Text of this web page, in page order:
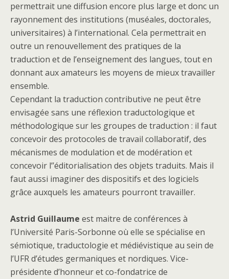
permettrait une diffusion encore plus large et donc un
rayonnement des institutions (muséales, doctorales,
universitaires) à l’international. Cela permettrait en
outre un renouvellement des pratiques de la
traduction et de l’enseignement des langues, tout en
donnant aux amateurs les moyens de mieux travailler
ensemble.
Cependant la traduction contributive ne peut être
envisagée sans une réflexion traductologique et
méthodologique sur les groupes de traduction : il faut
concevoir des protocoles de travail collaboratif, des
mécanismes de modulation et de modération et
concevoir l’’éditorialisation des objets traduits. Mais il
faut aussi imaginer des dispositifs et des logiciels
grâce auxquels les amateurs pourront travailler.
Astrid Guillaume est maitre de conférences à
l’Université Paris-Sorbonne où elle se spécialise en
sémiotique, traductologie et médiévistique au sein de
l’UFR d’études germaniques et nordiques. Vice-
présidente d’honneur et co-fondatrice de